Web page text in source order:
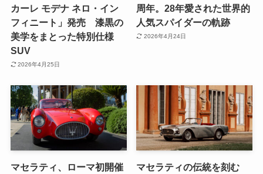
カーレ モデナ ネロ・イン
フィニート」発売 漆黒の
美学をまとった特別仕様
SUV
2026年4月25日
周年。28年愛された世界的
人気スパイダーの軌跡
2026年4月24日
マセラティ、ローマ初開催
マセラティの伝統を刻む